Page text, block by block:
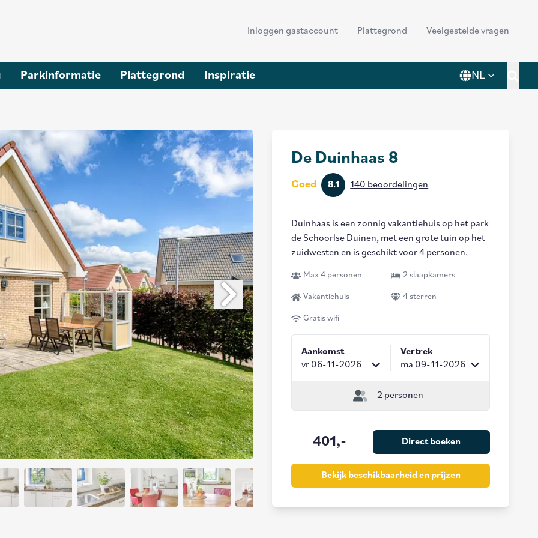
Header
Inloggen gastaccount Plattegrond Veelgestelde vragen
Parkinformatie Plattegrond Inspiratie NL
De Duinhaas 8
Goed 8.1 140 beoordelingen
Duinhaas is een zonnig vakantiehuis op het park
de Schoorlse Duinen, met een grote tuin op het
zuidwesten en is geschikt voor 4 personen.
Max 4 personen 2 slaapkamers
Vakantiehuis 4 sterren
Gratis wifi
Aankomst
vr 06-11-2026
Vertrek
ma 09-11-2026
2 personen
401,- Direct boeken
Bekijk beschikbaarheid en prijzen